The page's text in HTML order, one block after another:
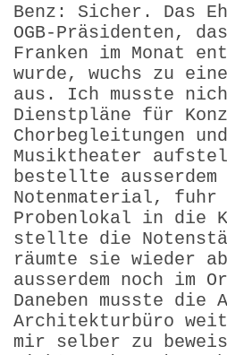
Benz: Sicher. Das
OGB-Präsidenten,
Franken im Monat
wurde, wuchs zu
aus. Ich musste
Dienstpläne für
Chorbegleitungen
Musiktheater
bestellte ausserdem
Notenmaterial, fuhr
Probenlokal in die
stellte die
räumte sie wieder
ausserdem noch im
Daneben musste die
Architekturbüro
mir selber zu